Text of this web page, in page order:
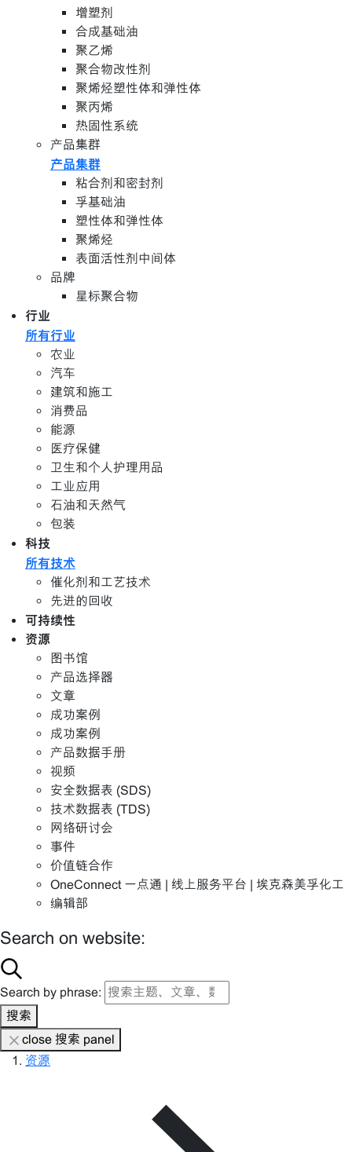
增塑剂
合成基础油
聚乙烯
聚合物改性剂
聚烯烃塑性体和弹性体
聚丙烯
热固性系统
产品集群
产品集群
粘合剂和密封剂
孚基础油
塑性体和弹性体
聚烯烃
表面活性剂中间体
品牌
星标聚合物
行业
所有行业
农业
汽车
建筑和施工
消费品
能源
医疗保健
卫生和个人护理用品
工业应用
石油和天然气
包装
科技
所有技术
催化剂和工艺技术
先进的回收
可持续性
资源
图书馆
产品选择器
文章
成功案例
成功案例
产品数据手册
视频
安全数据表 (SDS)
技术数据表 (TDS)
网络研讨会
事件
价值链合作
OneConnect 一点通 | 线上服务平台 | 埃克森美孚化工
编辑部
Search on website:
Search by phrase:
搜索
close 搜索 panel
资源